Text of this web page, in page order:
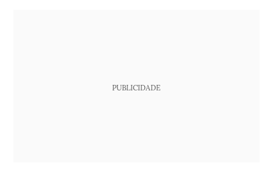
PUBLICIDADE